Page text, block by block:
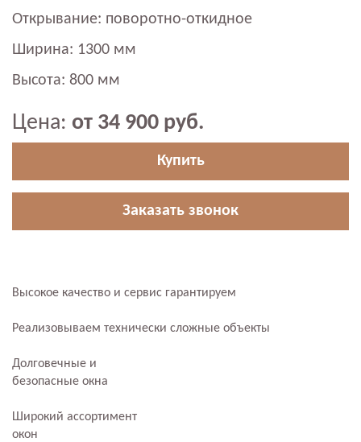
Открывание: поворотно-откидное
Ширина: 1300 мм
Высота: 800 мм
Цена: от 34 900 руб.
Купить
Заказать звонок
Высокое качество и сервис гарантируем
Реализовываем технически сложные объекты
Долговечные и
безопасные окна
Широкий ассортимент
окон